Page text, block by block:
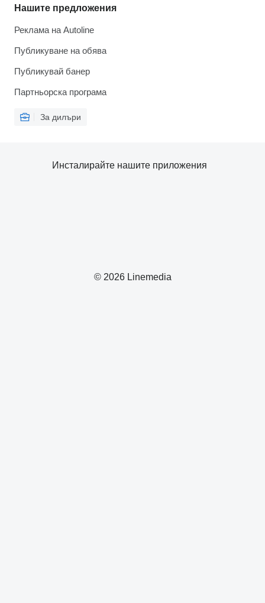
Нашите предложения
Реклама на Autoline
Публикуване на обява
Публикувай банер
Партньорска програма
За дилъри
© 2026 Linemedia
Инсталирайте нашите приложения